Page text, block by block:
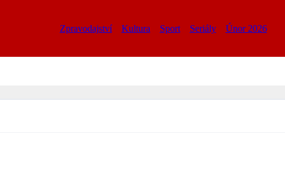
Zpravodajství Kultura Sport Seriály Únor 2026